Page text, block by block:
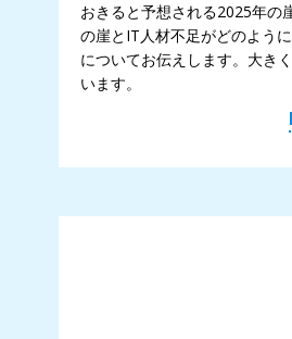
おきると予想される2025年の
の崖とIT人材不足がどのよう
についてお伝えします。大き
います。